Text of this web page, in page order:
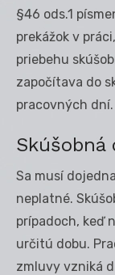
§46 ods.1
prekážok v
priebehu
započítava do
pracovných dní.
Skúšobná
Sa musí
neplatné.
prípadoch, keď
určitú dobu.
zmluvy vzniká